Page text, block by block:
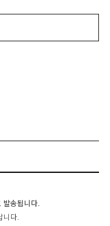
발송됩니다.
니다.